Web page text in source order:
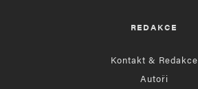
REDAKCE
Kontakt & Redakce
Autoři